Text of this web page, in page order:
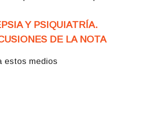
Y PSIQUIATRÍA.
DE LA NOTA
estos medios